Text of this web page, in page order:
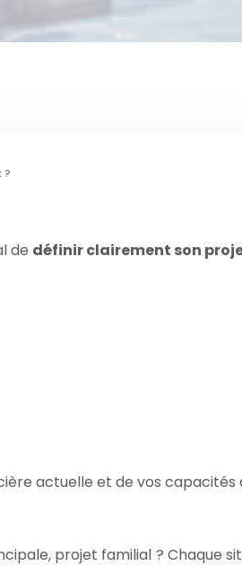
?
de définir clairement son
actuelle et de vos capacités
projet familial ? Chaque